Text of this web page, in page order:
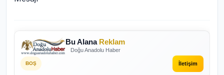
Bu Alana Reklam
Doğu Anadolu Haber
BOŞ İletişim